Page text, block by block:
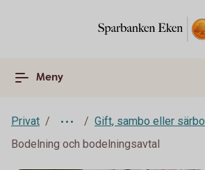
Meny
Privat
Gift, sambo eller särbo
Bodelning och bodelningsavtal